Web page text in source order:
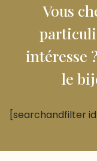
Vous
intéresse
le
[searchandfilter